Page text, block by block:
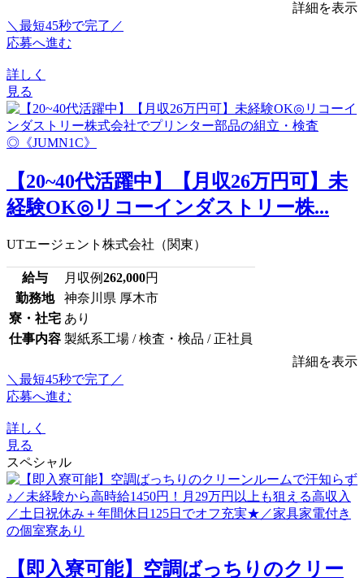
詳細を表示
＼最短45秒で完了／
応募へ進む
詳しく
見る
【20~40代活躍中】【月収26万円可】未
経験OK◎リコーインダストリー株...
UTエージェント株式会社（関東）
給与 月収例262,000円
勤務地
神奈川県 厚木市
寮・社宅 あり
仕事内容 製紙系工場 / 検査・検品 / 正社員
詳細を表示
＼最短45秒で完了／
応募へ進む
詳しく
見る
スペシャル
【即入寮可能】空調ばっちりのクリー